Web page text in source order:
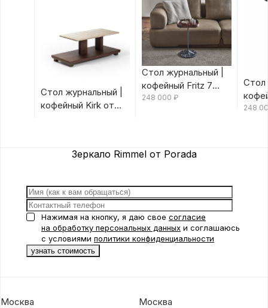
Стол журнальный |
кофейный Kirk от
Стол журнальный |
кофейный Fritz 7
Canaletta/Rosso
248 000 ₽
Стол
248
Зеркало Rimmel от Porada
Нажимая на кнопку, я даю свое согласие
на обработку персональных данных и соглашаюсь
с условиями политики конфиденциальности
Москва
Москва